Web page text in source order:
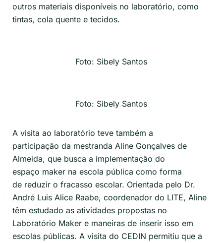
outros materiais disponíveis no laboratório, como
tintas, cola quente e tecidos.
Foto: Sibely Santos
Foto: Sibely Santos
A visita ao laboratório teve também a
participação da mestranda Aline Gonçalves de
Almeida, que busca a implementação do
espaço maker na escola pública como forma
de reduzir o fracasso escolar. Orientada pelo Dr.
André Luis Alice Raabe, coordenador do LITE, Aline
têm estudado as atividades propostas no
Laboratório Maker e maneiras de inserir isso em
escolas públicas. A visita do CEDIN permitiu que a